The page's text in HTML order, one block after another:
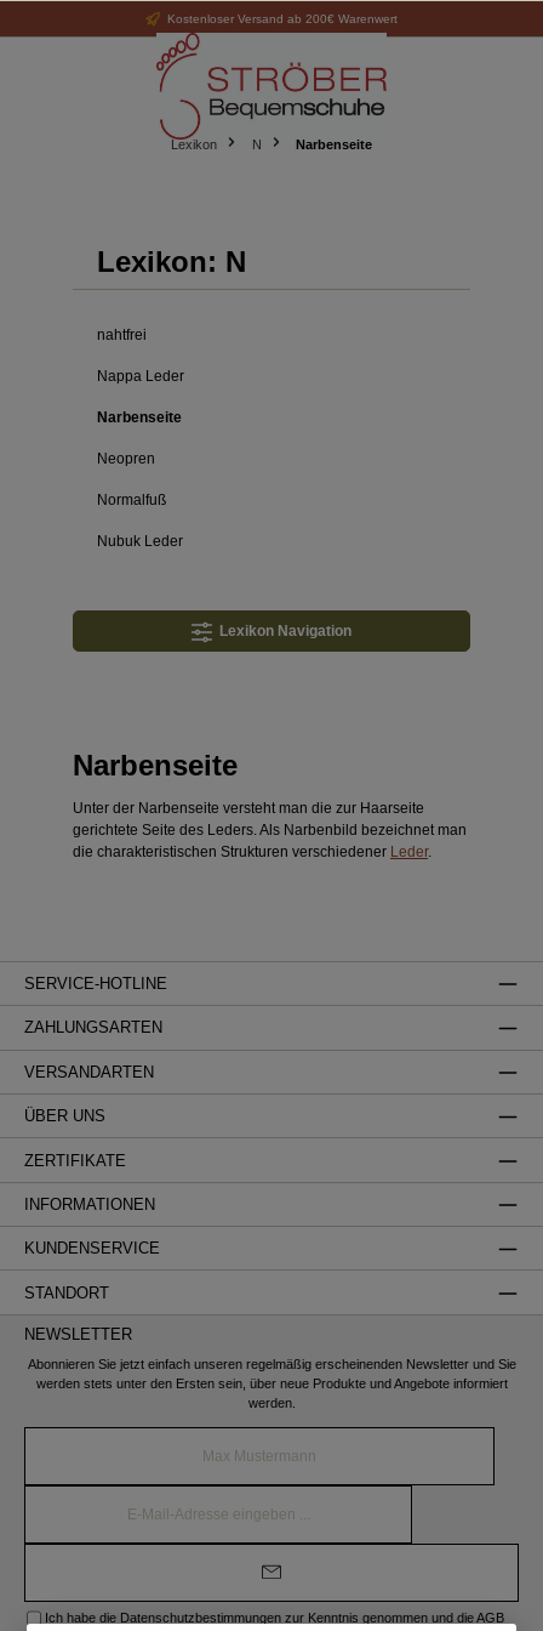
Kostenloser Versand ab 200€ Warenwert
Lexikon N Narbenseite
Lexikon: N
nahtfrei
Nappa Leder
Narbenseite
Neopren
Normalfuß
Nubuk Leder
Lexikon Navigation
Narbenseite
Unter der Narbenseite versteht man die zur Haarseite
gerichtete Seite des Leders. Als Narbenbild bezeichnet man
die charakteristischen Strukturen verschiedener Leder.
SERVICE-HOTLINE
ZAHLUNGSARTEN
VERSANDARTEN
ÜBER UNS
ZERTIFIKATE
INFORMATIONEN
KUNDENSERVICE
STANDORT
NEWSLETTER
Abonnieren Sie jetzt einfach unseren regelmäßig erscheinenden Newsletter und Sie
werden stets unter den Ersten sein, über neue Produkte und Angebote informiert
werden.
Mail-
Ich habe die Datenschutzbestimmungen zur Kenntnis genommen und dieAGB